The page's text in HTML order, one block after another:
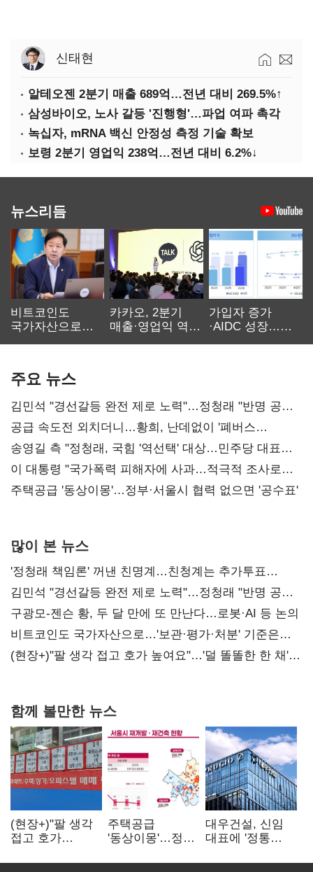
신태현
알테오젠 2분기 매출 689억…전년 대비 269.5%↑
삼성바이오, 노사 갈등 '진행형'…파업 여파 촉각
녹십자, mRNA 백신 안정성 측정 기술 확보
보령 2분기 영업익 238억…전년 대비 6.2%↓
뉴스리듬
비트코인도
국가자산으로…'
카카오, 2분기
매출·영업익 역대
가입자 증가
·AIDC 성장…
주요 뉴스
김민석 "경선갈등 완전 제로 노력"…정청래 "반명 공세
사과부터"
공급 속도전 외치더니…황희, 난데없이 '폐버스
리모델링' 제안
송영길 측 "정청래, 국힘 '역선택' 대상…민주당 대표로
총선 지휘 못해"
이 대통령 "국가폭력 피해자에 사과…적극적 조사로
진실 밝혀야"
주택공급 '동상이몽'…정부·서울시 협력 없으면 '공수표'
많이 본 뉴스
'정청래 책임론' 꺼낸 친명계…친청계는 추가투표
때리기
김민석 "경선갈등 완전 제로 노력"…정청래 "반명 공세
사과부터"
구광모-젠슨 황, 두 달 만에 또 만난다…로봇·AI 등 논의
비트코인도 국가자산으로…'보관·평가·처분' 기준은
숙제
(현장+)"팔 생각 접고 호가 높여요"…'덜 똘똘한 한 채'
함께 볼만한 뉴스
(현장+)"팔 생각
접고 호가
똘똘한 한 채'
주택공급
'동상이몽'…정부
없으면 '공수표'
대우건설, 신임
대표에 '정통
부사장 내정